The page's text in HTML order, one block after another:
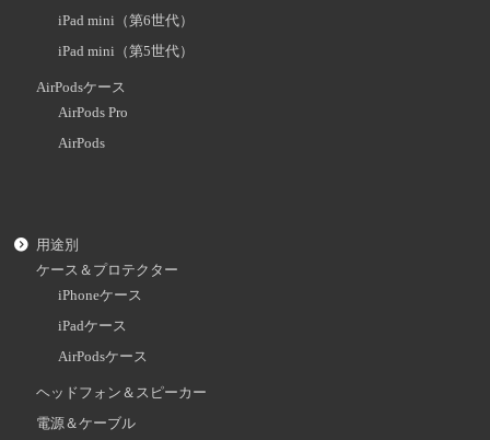
iPad mini（第6世代）
iPad mini（第5世代）
AirPodsケース
AirPods Pro
AirPods
用途別
ケース＆プロテクター
iPhoneケース
iPadケース
AirPodsケース
ヘッドフォン＆スピーカー
電源＆ケーブル